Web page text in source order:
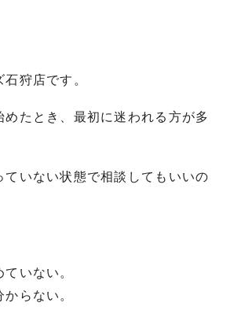
狩店です。
めたとき、最初に迷われる方が多
ていない状態で相談してもいいの
いない。
らない。